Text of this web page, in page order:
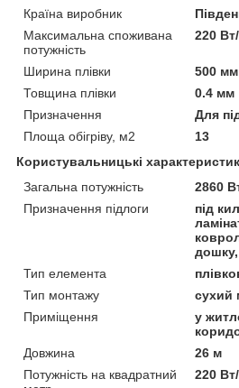
Країна виробник
Максимальна споживана
потужність
220
Ширина плівки
500 мм
Товщина плівки
0.4 мм
Призначення
Для
Площа обігріву, м2
13
Користувальницькі
Загальна потужність
2860
Призначення підлоги
під
дошку,
Тип елемента
Тип монтажу
сухий
Приміщення
у
Довжина
26 м
Потужність на квадратний
220